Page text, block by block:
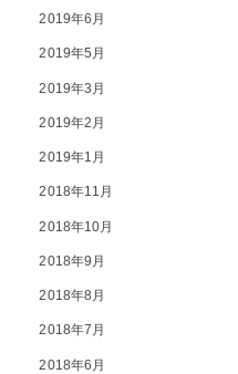
2019年6月
2019年5月
2019年3月
2019年2月
2019年1月
2018年11月
2018年10月
2018年9月
2018年8月
2018年7月
2018年6月